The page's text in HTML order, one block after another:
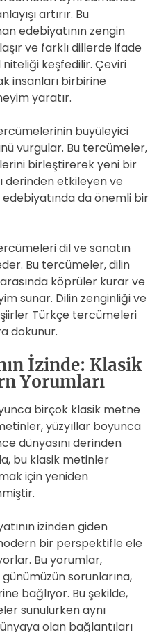
artırır. Bu
edebiyatının zengin
ve farklı dillerde ifade
keşfedilir. Çeviri
insanları birbirine
yaratır.
büyüleyici
vurgular. Bu tercümeler,
birleştirerek yeni bir
derinden etkileyen ve
da önemli bir
dil ve sanatın
Bu tercümeler, dilin
köprüler kurar ve
sunar. Dilin zenginliği ve
Türkçe tercümeleri
dokunur.
İzinde: Klasik
Yorumları
birçok klasik metne
yüzyıllar boyunca
dünyasını derinden
bu klasik metinler
için yeniden
izinden giden
bir perspektifle ele
Bu yorumlar,
sorunlarına,
bağlıyor. Bu şekilde,
sunulurken aynı
olan bağlantıları